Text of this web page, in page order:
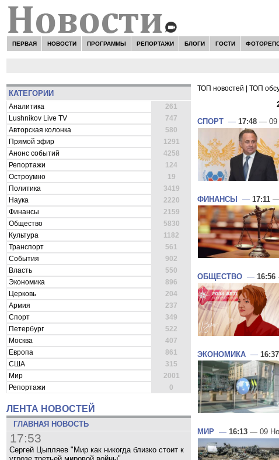
ПЕРВАЯ НОВОСТИ ПРОГРАММЫ РЕПОРТАЖИ БЛОГИ ГОСТИ
КАТЕГОРИИ
Аналитика
261
Lushnikov Live TV
747
Авторская колонка
580
Прямой эфир
1291
Анонс событий
4258
Репортажи
124
Остроумно
19
Политика
3419
Наука
2220
Финансы
2159
Общество
5830
Культура
1182
Транспорт
561
События
902
Власть
550
Экономика
896
Церковь
204
Армия
237
Спорт
349
Петербург
522
Москва
407
Европа
861
США
315
Мир
2001
Репортажи
0
ЛЕНТА НОВОСТЕЙ
ГЛАВНАЯ НОВОСТЬ
17:53
Сергей Цыпляев "Мир как никогда близко стоит к
ТОП новостей ТОП
СПОРТ — 17:48 — 09
ФИНАНСЫ — 17:11 —
ОБЩЕСТВО — 16:56
ЭКОНОМИКА — 16:37
МИР — 16:13 — 09